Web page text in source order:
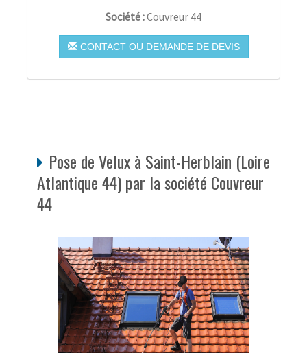
Société :Couvreur 44
CONTACT OU DEMANDE DE DEVIS
Pose de Velux à Saint-Herblain (Loire
Atlantique 44) par la société Couvreur
44